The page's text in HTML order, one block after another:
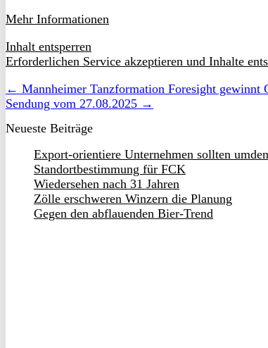
Mehr Informationen
Inhalt entsperren
Erforderlichen Service akzeptieren und Inhalte
← Mannheimer Tanzformation Foresight gewinnt
Sendung vom 27.08.2025 →
Neueste Beiträge
Export-orientiere Unternehmen sollten
Standortbestimmung für FCK
Wiedersehen nach 31 Jahren
Zölle erschweren Winzern die Planung
Gegen den abflauenden Bier-Trend